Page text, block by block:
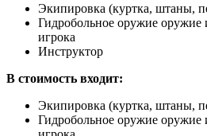
Экипировка (куртка, штаны,
Гидробольное оружие оружие
игрока
Инструктор
В стоимость входит:
Экипировка (куртка, штаны,
Гидробольное оружие оружие